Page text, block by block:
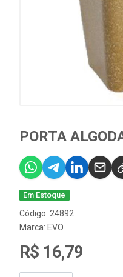
PORTA
Em Estoque
Código: 24892
Marca: EVO
R$ 16,79